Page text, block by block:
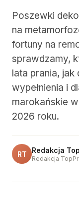
Poszewki
na
fortuny na
sprawdzamy,
lata prania,
wypełnienia i
marokańskie
2026 roku.
RT Redakcja
Redakcja